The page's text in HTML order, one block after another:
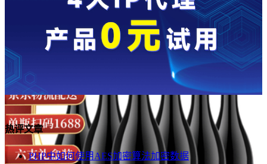
热评文章
PHP中如何使用AES加密算法加密数据